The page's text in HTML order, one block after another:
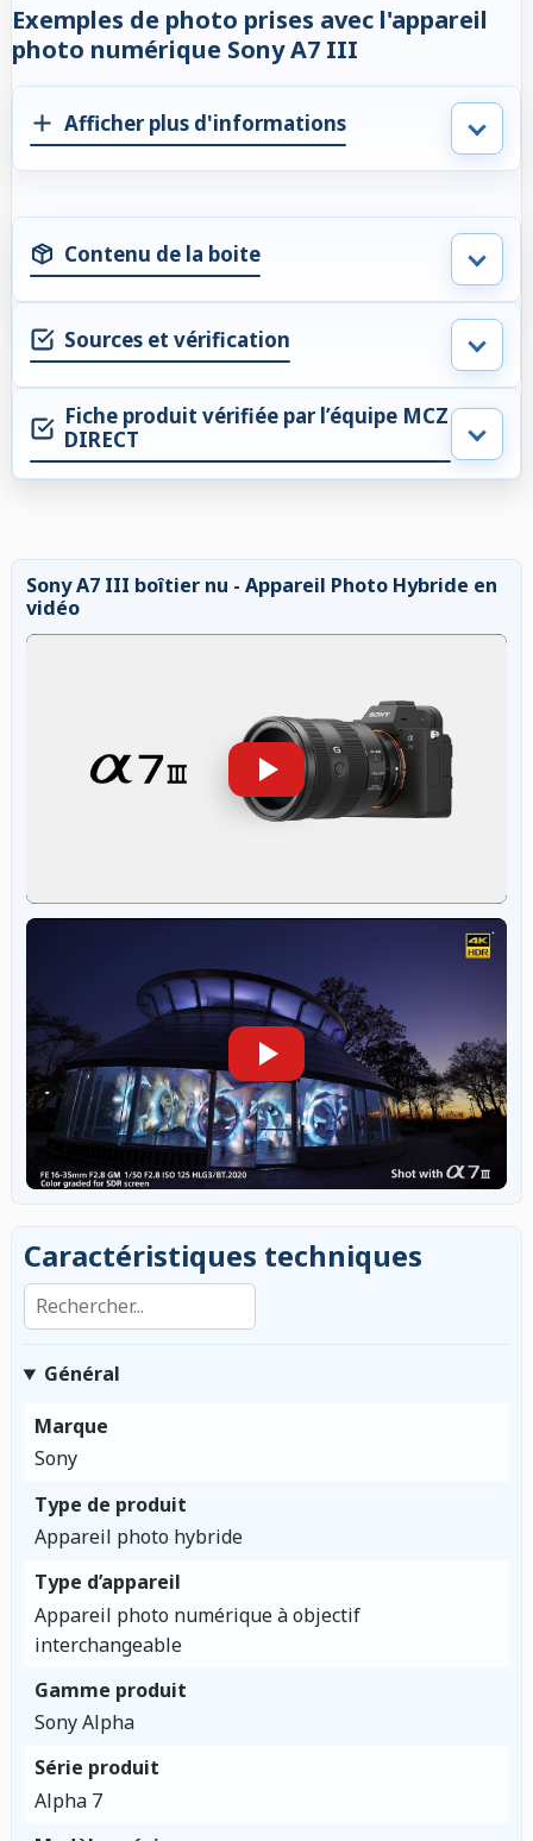
Exemples de photo prises avec l'appareil
photo numérique Sony A7 III
Afficher plus d'informations
Contenu de la boite
Sources et vérification
Fiche produit vérifiée par l’équipe MCZ
DIRECT
Sony A7 III boîtier nu - Appareil Photo Hybride en
vidéo
Caractéristiques techniques
Rechercher dans les caractéristiques
Général
Marque
Sony
Type de produit
Appareil photo hybride
Type d’appareil
Appareil photo numérique à objectif
interchangeable
Gamme produit
Sony Alpha
Série produit
Alpha 7